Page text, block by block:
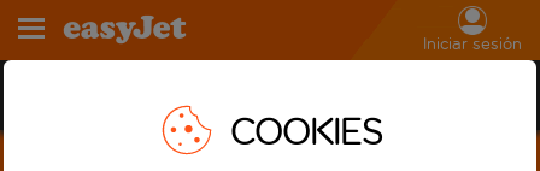
Iniciar sesión
COOKIES